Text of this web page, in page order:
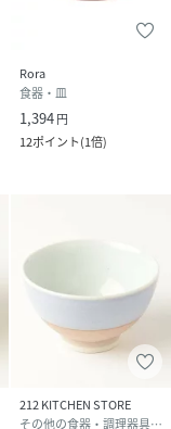
Rora
食器・皿
1,394円
12ポイント(1倍)
212 KITCHEN STORE
その他の食器・調理器具・キッチン用品